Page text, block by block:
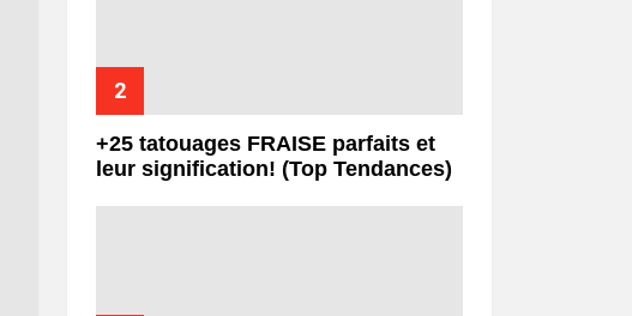
+25 tatouages ​​FRAISE parfaits et
leur signification! (Top Tendances)